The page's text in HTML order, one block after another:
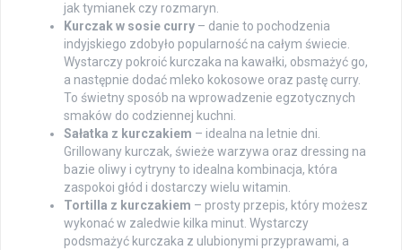
jak tymianek czy rozmaryn.
Kurczak w sosie curry – danie to pochodzenia
indyjskiego zdobyło popularność na całym świecie.
Wystarczy pokroić kurczaka na kawałki, obsmażyć go,
a następnie dodać mleko kokosowe oraz pastę curry.
To świetny sposób na wprowadzenie egzotycznych
smaków do codziennej kuchni.
Sałatka z kurczakiem – idealna na letnie dni.
Grillowany kurczak, świeże warzywa oraz dressing na
bazie oliwy i cytryny to idealna kombinacja, która
zaspokoi głód i dostarczy wielu witamin.
Tortilla z kurczakiem – prosty przepis, który możesz
wykonać w zaledwie kilka minut. Wystarczy
podsmażyć kurczaka z ulubionymi przyprawami, a